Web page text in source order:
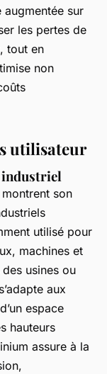
augmentée sur
les pertes de
tout en
non
utilisateur
industriel
montrent son
utilisé pour
machines et
usines ou
aux
espace
hauteurs
assure à la